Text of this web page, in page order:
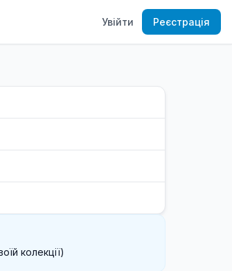
Увійти Реєстрація
колекції)